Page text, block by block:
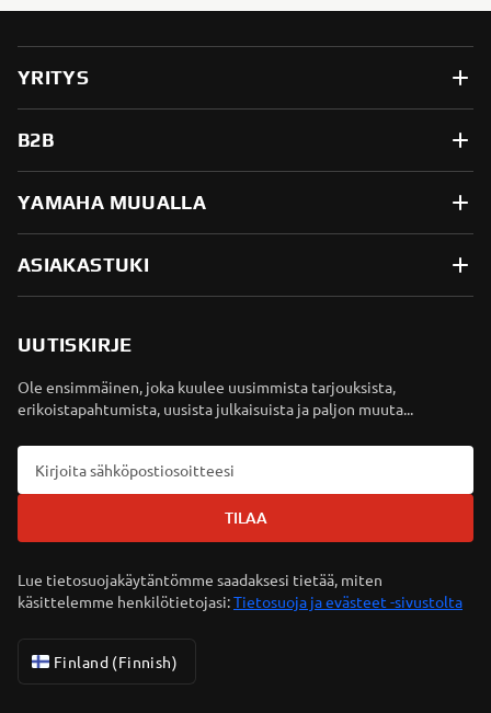
YRITYS
B2B
YAMAHA MUUALLA
ASIAKASTUKI
UUTISKIRJE
Ole ensimmäinen, joka kuulee uusimmista tarjouksista,
erikoistapahtumista, uusista julkaisuista ja paljon muuta...
TILAA
Lue tietosuojakäytäntömme saadaksesi tietää, miten
käsittelemme henkilötietojasi:Tietosuoja ja evästeet -sivustolta
Finland (Finnish)